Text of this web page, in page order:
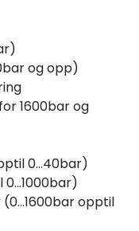
og opp)
1600bar og
0...40bar)
opptil